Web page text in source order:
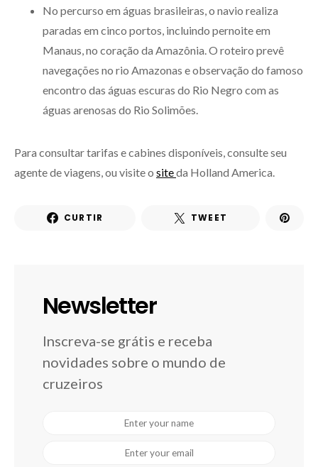
No percurso em águas brasileiras, o navio realiza
paradas em cinco portos, incluindo pernoite em
Manaus, no coração da Amazônia. O roteiro prevê
navegações no rio Amazonas e observação do famoso
encontro das águas escuras do Rio Negro com as
águas arenosas do Rio Solimões.
Para consultar tarifas e cabines disponíveis, consulte seu
agente de viagens, ou visite o siteda Holland America.
CURTIR TWEET
Newsletter
Inscreva-se grátis e receba
novidades sobre o mundo de
cruzeiros